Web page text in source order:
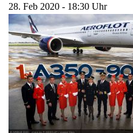
28. Feb 2020 - 18:30 Uhr